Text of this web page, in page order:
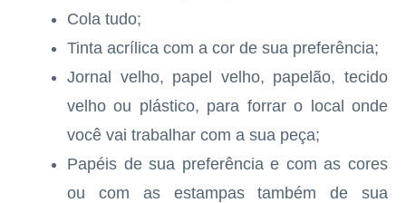
Cola tudo;
Tinta acrílica com a cor de sua preferência;
Jornal velho, papel velho, papelão, tecido
velho ou plástico, para forrar o local onde
você vai trabalhar com a sua peça;
Papéis de sua preferência e com as cores
ou com as estampas também de sua